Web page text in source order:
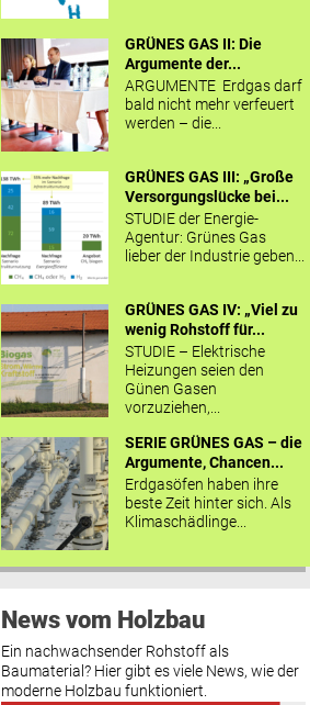
GRÜNES GAS II: Die
Argumente der...
ARGUMENTE Erdgas darf
bald nicht mehr verfeuert
werden – die...
GRÜNES GAS III: „Große
Versorgungslücke bei...
STUDIE der Energie-
Agentur: Grünes Gas
lieber der Industrie geben...
GRÜNES GAS IV: „Viel zu
wenig Rohstoff für...
STUDIE – Elektrische
Heizungen seien den
Günen Gasen
vorzuziehen,...
SERIE GRÜNES GAS – die
Argumente, Chancen...
Erdgasöfen haben ihre
beste Zeit hinter sich. Als
Klimaschädlinge...
News vom Holzbau
Ein nachwachsender Rohstoff als
Baumaterial? Hier gibt es viele News, wie der
moderne Holzbau funktioniert.